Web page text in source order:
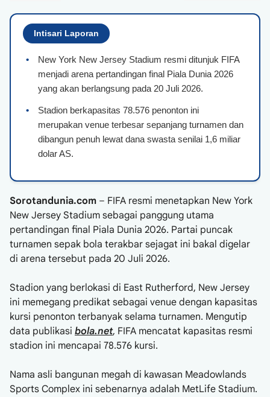
Intisari Laporan
•
New York New Jersey Stadium resmi ditunjuk FIFA
menjadi arena pertandingan final Piala Dunia 2026
yang akan berlangsung pada 20 Juli 2026.
•
Stadion berkapasitas 78.576 penonton ini
merupakan venue terbesar sepanjang turnamen dan
dibangun penuh lewat dana swasta senilai 1,6 miliar
dolar AS.
Sorotandunia.com – FIFA resmi menetapkan New York
New Jersey Stadium sebagai panggung utama
pertandingan final Piala Dunia 2026. Partai puncak
turnamen sepak bola terakbar sejagat ini bakal digelar
di arena tersebut pada 20 Juli 2026.
Stadion yang berlokasi di East Rutherford, New Jersey
ini memegang predikat sebagai venue dengan kapasitas
kursi penonton terbanyak selama turnamen. Mengutip
data publikasi bola.net, FIFA mencatat kapasitas resmi
stadion ini mencapai 78.576 kursi.
Nama asli bangunan megah di kawasan Meadowlands
Sports Complex ini sebenarnya adalah MetLife Stadium.